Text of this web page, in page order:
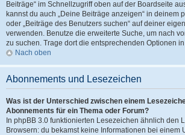
Beiträge“ im Schnellzugriff oben auf der Boardseite
kannst du auch „Deine Beiträge anzeigen“ in deinem
oder „Beiträge des Benutzers suchen“ auf deiner
verwenden. Benutze die erweiterte Suche, um nach
zu suchen. Trage dort die entsprechenden Optionen
Nach oben
Abonnements und Lesezeichen
Was ist der Unterschied zwischen einem
Abonnements für ein Thema oder Forum?
In phpBB 3.0 funktionierten Lesezeichen ähnlich den
Browsern: du bekamst keine Informationen bei einem